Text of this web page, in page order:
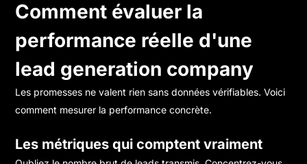
Comment évaluer la
performance réelle d'une
lead generation company
Les promesses ne valent rien sans données vérifiables. Voici
comment mesurer la performance concrète.
Les métriques qui comptent vraiment